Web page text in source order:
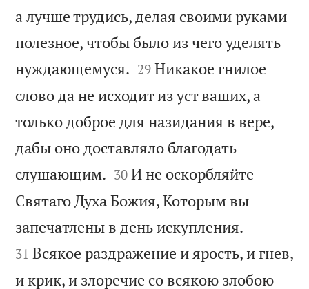
а лучше трудись, делая своими руками
полезное, чтобы было из чего уделять
нуждающемуся. 

29 Никакое гнилое
слово да не исходит из уст ваших, а
только доброе для назидания в вере,
дабы оно доставляло благодать
слушающим. 

30 И не оскорбляйте
Святаго Духа Божия, Которым вы
запечатлены в день искупления.
31 Всякое раздражение и ярость, и гнев,
и крик, и злоречие со всякою злобою